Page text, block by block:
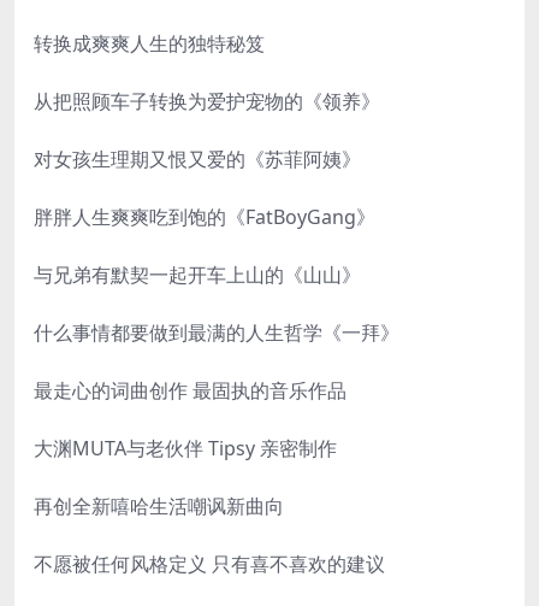
转换成爽爽人生的独特秘笈
从把照顾车子转换为爱护宠物的《领养》
对女孩生理期又恨又爱的《苏菲阿姨》
胖胖人生爽爽吃到饱的《FatBoyGang》
与兄弟有默契一起开车上山的《山山》
什么事情都要做到最满的人生哲学《一拜》
最走心的词曲创作 最固执的音乐作品
大渊MUTA与老伙伴 Tipsy 亲密制作
再创全新嘻哈生活嘲讽新曲向
不愿被任何风格定义 只有喜不喜欢的建议